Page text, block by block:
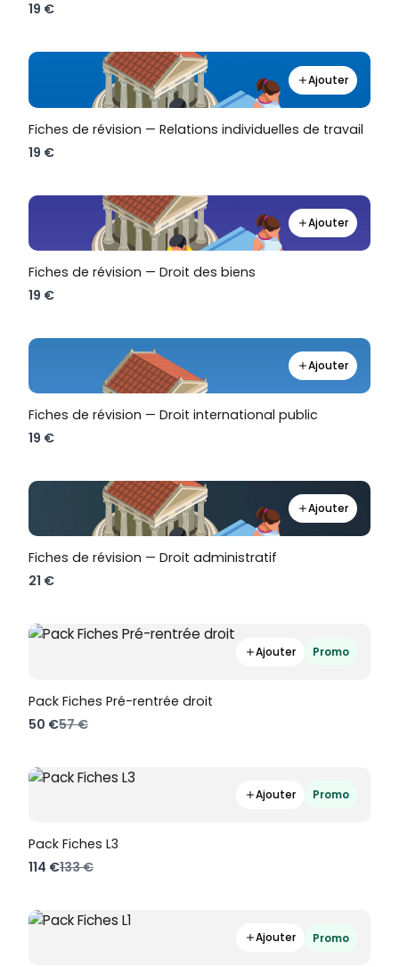
19 €
Ajouter
Fiches de révision — Relations individuelles de travail
19 €
Ajouter
Fiches de révision — Droit des biens
19 €
Ajouter
Fiches de révision — Droit international public
19 €
Ajouter
Fiches de révision — Droit administratif
21 €
Ajouter Promo
Pack Fiches Pré-rentrée droit
50 €Compare
57 €
Ajouter Promo
Pack Fiches L3
114 €Compare
133 €
Ajouter Promo